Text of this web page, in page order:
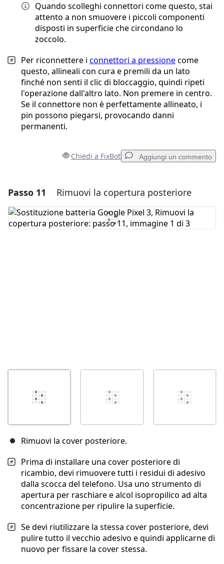
Quando scolleghi connettori come questo, stai
attento a non smuovere i piccoli componenti
disposti in superficie che circondano lo
zoccolo.
Per riconnettere i connettori a pressionecome
questo, allineali con cura e premili da un lato
finché non senti il clic di bloccaggio, quindi ripeti
l'operazione dall'altro lato. Non premere in centro.
Se il connettore non è perfettamente allineato, i
pin possono piegarsi, provocando danni
permanenti.
Chiedi a FixBot Aggiungi un commento
Aggiungi un commento
Aggiungi Commento
Passo 11 Rimuovi la copertura posteriore
Rimuovi la cover posteriore.
Prima di installare una cover posteriore di
ricambio, devi rimuovere tutti i residui di adesivo
dalla scocca del telefono. Usa uno strumento di
apertura per raschiare e alcol isopropilico ad alta
concentrazione per ripulire la superficie.
Se devi riutilizzare la stessa cover posteriore, devi
pulire tutto il vecchio adesivo e quindi applicarne di
nuovo per fissare la cover stessa.